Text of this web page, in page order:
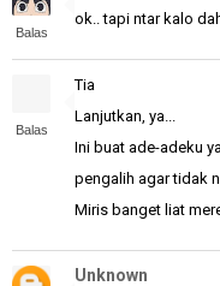
Balas
ok.. tapi ntar kalo
Balas
Tia
Lanjutkan, ya...
Ini buat ade-adeku
pengalih agar tidak
Miris banget liat
Unknown